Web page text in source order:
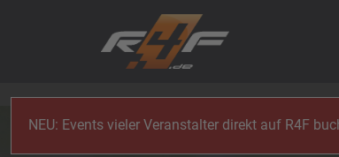
NEU: Events vieler Veranstalter direkt auf R4F